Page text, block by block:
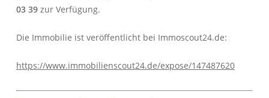
03 39 zur Verfügung.
Die Immobilie ist veröffentlicht bei Immoscout24.de:
https://www.immobilienscout24.de/expose/147487620